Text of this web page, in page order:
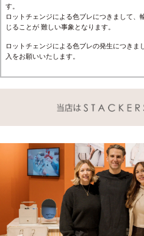
す。
ロットチェンジによる色ブレにつきまして
じることが 難しい事象となります。
ロットチェンジによる色ブレの発生につき
入をお願いいたします。